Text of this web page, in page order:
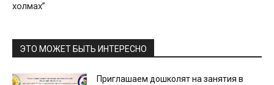
холмах”
ЭТО МОЖЕТ БЫТЬ ИНТЕРЕСНО
Приглашаем дошколят на занятия в